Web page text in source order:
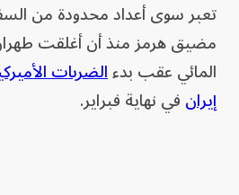
تعبر سوى أعداد محدودة من
مضيق هرمز منذ أن أغلقت
المائي عقب بدءالضربات
إيرانفي نهاية فبراير.